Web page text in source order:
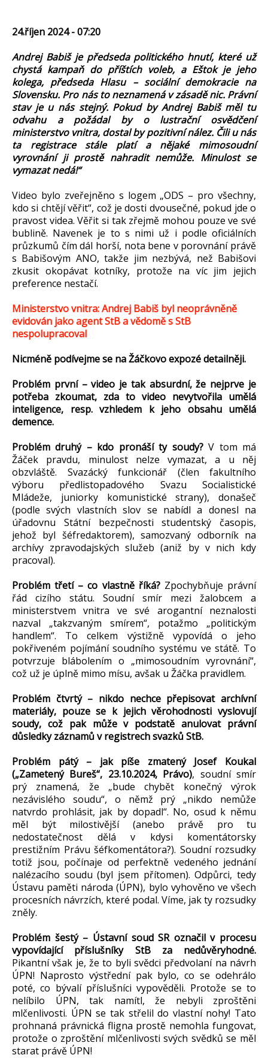
24.říjen 2024 - 07:20
Andrej Babiš je předseda politického hnutí, které už
chystá kampaň do příštích voleb, a Eštok je jeho
kolega, předseda Hlasu – sociální demokracie na
Slovensku. Pro nás to neznamená v zásadě nic. Právní
stav je u nás stejný. Pokud by Andrej Babiš měl tu
odvahu a požádal by o lustrační osvědčení
ministerstvo vnitra, dostal by pozitivní nález. Čili u nás
ta registrace stále platí a nějaké mimosoudní
vyrovnání ji prostě nahradit nemůže. Minulost se
vymazat nedá!“
Video bylo zveřejněno s logem „ODS – pro všechny,
kdo si chtějí věřit“, což je dosti dvousečné, pokud jde o
pravost videa. Věřit si tak zřejmě mohou pouze ve své
bublině. Navenek je to s nimi už i podle oficiálních
průzkumů čím dál horší, nota bene v porovnání právě
s Babišovým ANO, takže jim nezbývá, než Babišovi
zkusit okopávat kotníky, protože na víc jim jejich
preference nestačí.
Ministerstvo vnitra: Andrej Babiš byl neoprávněně
evidován jako agent StB a vědomě s StB
nespolupracoval
Nicméně podívejme se na Žáčkovo expozé detailněji.
Problém první – video je tak absurdní, že nejprve je
potřeba zkoumat, zda to video nevytvořila umělá
inteligence, resp. vzhledem k jeho obsahu umělá
demence.
Problém druhý – kdo pronáší ty soudy?V tom má
Žáček pravdu, minulost nelze vymazat, a u něj
obzvláště. Svazácký funkcionář (člen fakultního
výboru předlistopadového Svazu Socialistické
Mládeže, juniorky komunistické strany), donašeč
(podle svých vlastních slov se nabídl a donesl na
úřadovnu Státní bezpečnosti studentský časopis,
jehož byl šéfredaktorem), samozvaný odborník na
archívy zpravodajských služeb (aniž by v nich kdy
pracoval).
Problém třetí – co vlastně říká?Zpochybňuje právní
řád cizího státu. Soudní smír mezi žalobcem a
ministerstvem vnitra ve své arogantní neznalosti
nazval „takzvaným smírem“, potažmo „politickým
handlem“. To celkem výstižně vypovídá o jeho
pokřiveném pojímání soudního systému ve státě. To
potvrzuje blábolením o „mimosoudním vyrovnání“,
což už je úplně mimo mísu, avšak u Žáčka pravidlem.
Problém čtvrtý – nikdo nechce přepisovat archívní
materiály, pouze se k jejich věrohodnosti vyslovují
soudy, což pak může v podstatě anulovat právní
důsledky záznamů v registrech svazků StB.
Problém pátý – jak píše zmatený Josef Koukal
(„Zametený Bureš“, 23.10.2024, Právo), soudní smír
prý znamená, že „bude chybět konečný výrok
nezávislého soudu“, o němž prý „nikdo nemůže
natvrdo prohlásit, jak by dopadl“. No, osud k němu
měl být milostivější (anebo právě pro tu
nedostatečnost dělá v kdysi komentátorsky
prestižním Právu šéfkomentátora?). Soudní rozsudky
totiž jsou, počínaje od perfektně vedeného jednání
nalézacího soudu (byl jsem přítomen). Odpůrci, tedy
Ústavu paměti národa (ÚPN), bylo vyhověno ve všech
procesních návrzích, které podal. Víme, jak ty rozsudky
zněly.
Problém šestý – Ústavní soud SR označil v procesu
vypovídající příslušníky StB za nedůvěryhodné.
Pikantní však je, že to byli svědci předvolaní na návrh
ÚPN! Naprosto výstřední pak bylo, co se odehrálo
poté, co bývalí příslušníci vypověděli. Protože se to
nelíbilo ÚPN, tak namítl, že nebyli zproštěni
mlčenlivosti. ÚPN se tak střelil do vlastní nohy! Tato
prohnaná právnická fligna prostě nemohla fungovat,
protože o zproštění mlčenlivosti svých svědků se měl
starat právě ÚPN!